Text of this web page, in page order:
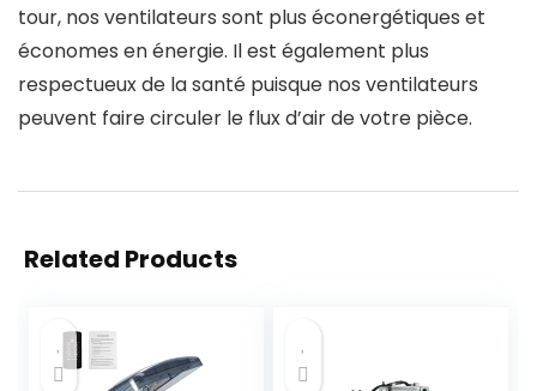
tour, nos ventilateurs sont plus éconergétiques et
économes en énergie. Il est également plus
respectueux de la santé puisque nos ventilateurs
peuvent faire circuler le flux d’air de votre pièce.
Related Products